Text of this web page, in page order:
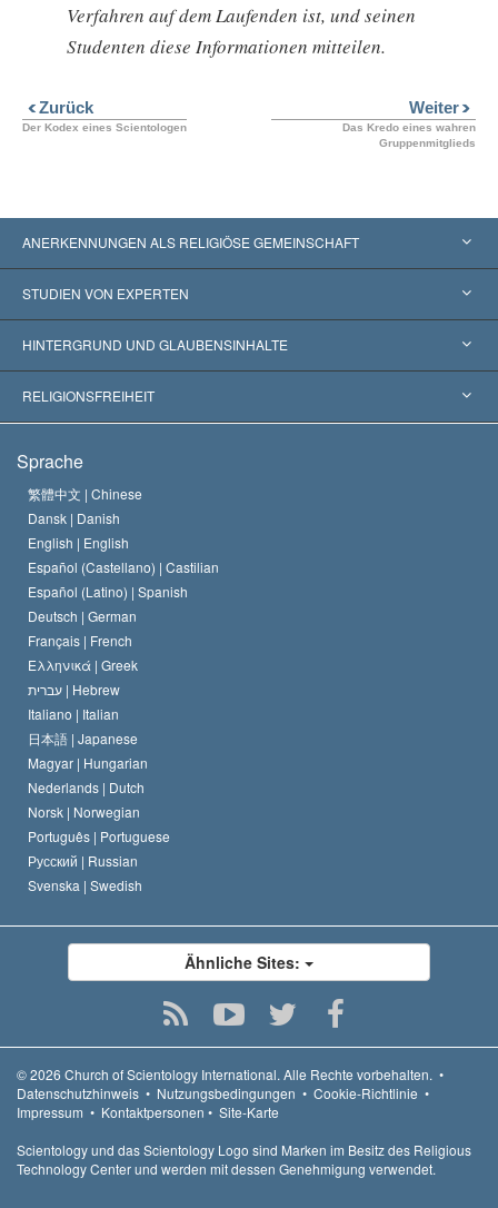
Verfahren auf dem Laufenden ist, und seinen
Studenten diese Informationen mitteilen.
Zurück
Der Kodex eines Scientologen
Weiter
Das Kredo eines wahren
Gruppenmitglieds
ANERKENNUNGEN ALS RELIGIÖSE GEMEINSCHAFT
Vereinigte Staaten von Amerika
Weltweite Anerkennungen
Wegweisende Entscheidungen
STUDIEN VON EXPERTEN
Gutachten nach Kategorie
Die weltweit führenden Experten
HINTERGRUND UND GLAUBENSINHALTE
L. Ron Hubbard
Das Glaubensbekenntnis der Scientology Kirche
Der Kodex eines Scientologen
David Miscavige
RELIGIONSFREIHEIT
Internationale Menschenrechtsnormen
Eine öffentliche Erklärung über Religion
Sprache
繁體中文 | Chinese
Dansk | Danish
English | English
Español (Castellano) | Castilian
Español (Latino) | Spanish
Deutsch | German
Français | French
Ελληνικά | Greek
עברית | Hebrew
Italiano | Italian
日本語 | Japanese
Magyar | Hungarian
Nederlands | Dutch
Norsk | Norwegian
Português | Portuguese
Русский | Russian
Svenska | Swedish
Ähnliche Sites:
© 2026 Church of Scientology International. Alle Rechte vorbehalten. •
Datenschutzhinweis • Nutzungsbedingungen • Cookie-Richtlinie •
Impressum • Kontaktpersonen • Site-Karte
Scientology und das Scientology Logo sind Marken im Besitz des Religious
Technology Center und werden mit dessen Genehmigung verwendet.